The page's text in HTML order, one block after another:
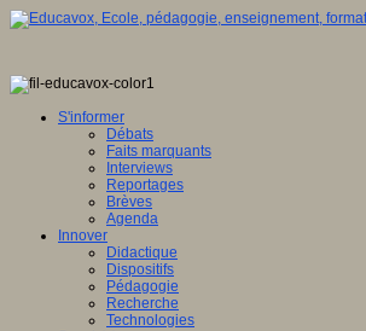
S'informer
Débats
Faits marquants
Interviews
Reportages
Brèves
Agenda
Innover
Didactique
Dispositifs
Pédagogie
Recherche
Technologies